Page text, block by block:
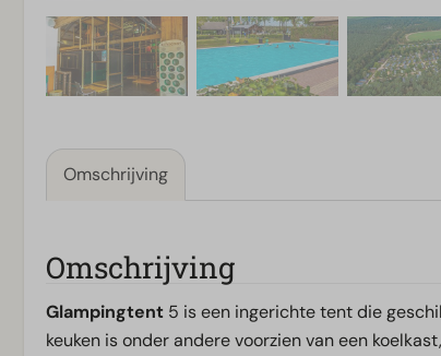
Omschrijving
Omschrijving
Glampingtent 5 is een ingerichte tent die
keuken is onder andere voorzien van een